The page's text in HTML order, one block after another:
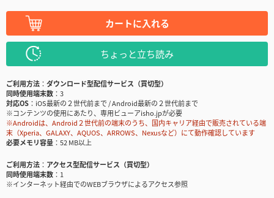
カートに入れる
ちょっと立ち読み
ご利用方法
ダウンロード型配信サービス（買切型）
同時使用端末数
3
対応OS
iOS最新の２世代前まで / Android最新の２世代前まで
※コンテンツの使用にあたり、専用ビューアisho.jpが必要
※Androidは、Android２世代前の端末のうち、国内キャリア経由で販売されている端
末（Xperia、GALAXY、AQUOS、ARROWS、Nexusなど）にて動作確認しています
必要メモリ容量
52 MB以上
ご利用方法
アクセス型配信サービス（買切型）
同時使用端末数
1
※インターネット経由でのWEBブラウザによるアクセス参照